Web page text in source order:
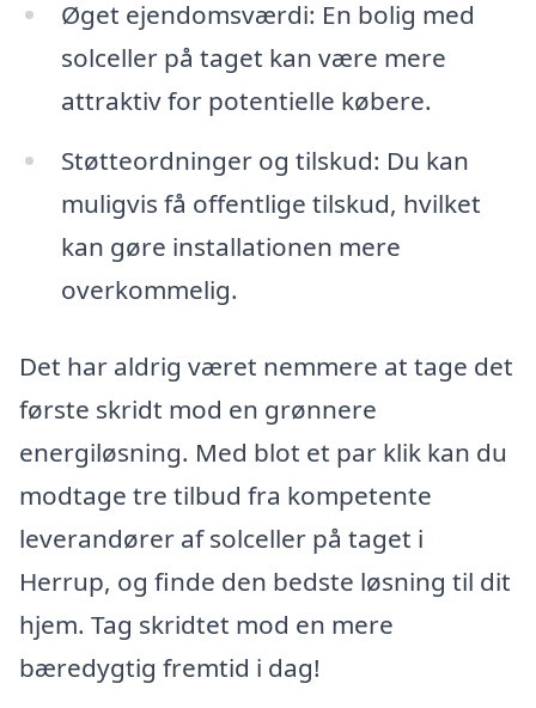
Øget ejendomsværdi: En bolig med
solceller på taget kan være mere
attraktiv for potentielle købere.
Støtteordninger og tilskud: Du kan
muligvis få offentlige tilskud, hvilket
kan gøre installationen mere
overkommelig.
Det har aldrig været nemmere at tage det
første skridt mod en grønnere
energiløsning. Med blot et par klik kan du
modtage tre tilbud fra kompetente
leverandører af solceller på taget i
Herrup, og finde den bedste løsning til dit
hjem. Tag skridtet mod en mere
bæredygtig fremtid i dag!